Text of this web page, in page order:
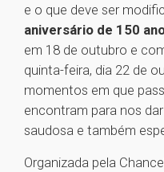
e o que deve ser
aniversário de 150
em 18 de outubro e
quinta-feira, dia 22 de
momentos em que
encontram para nos
saudosa e também
Organizada pela